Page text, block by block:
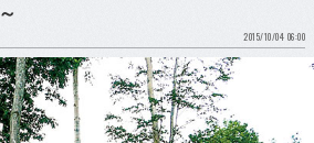
2015/10/04 06:00